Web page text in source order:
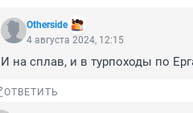
Otherside
4 августа 2024, 12:15
И на сплав, и в турпоходы по
ОТВЕТИТЬ